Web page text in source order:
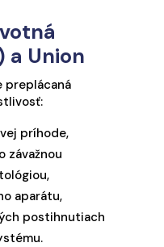
a Union
preplácaná
príhode,
závažnou
aparátu,
postihnutiach